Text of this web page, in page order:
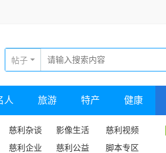
帖子
人 旅游 特产 健康
慈利杂谈 影像生活
慈利视频
慈利企业 慈利公益 脚本专区